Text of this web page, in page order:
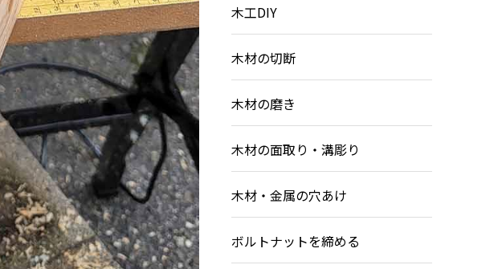
木工DIY
木材の切断
木材の磨き
木材の面取り・溝彫り
木材・金属の穴あけ
ボルトナットを締める